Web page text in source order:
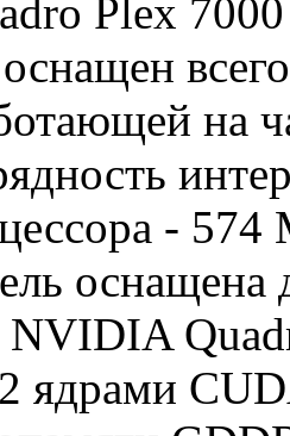
Plex
на
-
оснащена
ядрами